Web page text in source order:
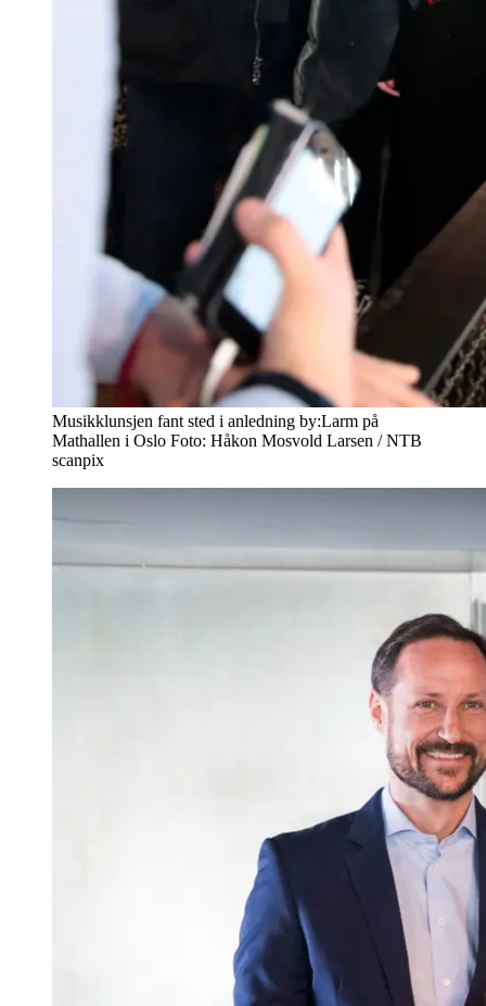
Musikklunsjen fant sted i anledning by:Larm på
Mathallen i Oslo Foto: Håkon Mosvold Larsen / NTB
scanpix